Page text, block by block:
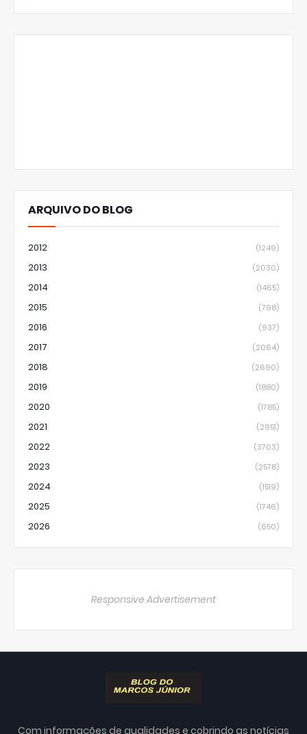
ARQUIVO DO BLOG
2012 (1249)
2013 (2030)
2014 (1465)
2015 (798)
2016 (937)
2017 (2064)
2018 (2690)
2019 (1880)
2020 (1785)
2021 (2951)
2022 (3703)
2023 (2578)
2024 (1519)
2025 (1746)
2026 (650)
Responsive Advertisement
Com informações de qualidades e cobrindo as notícias